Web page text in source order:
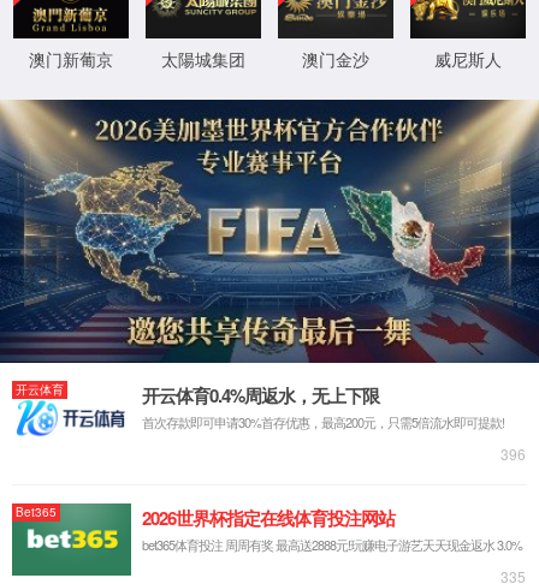
当前位置:首页 >>办事指南>>常用下载
办事指南
人员分工
规章制度
常用下载
常用下载
研究生国家奖学金申
西安交通大学毕业
西安交通大学毕业生